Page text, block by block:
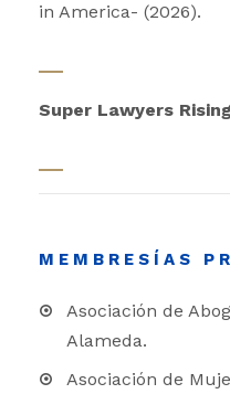
in America- (2026).
Super Lawyers
MEMBRESÍAS
Asociación de
Alameda.
Asociación de